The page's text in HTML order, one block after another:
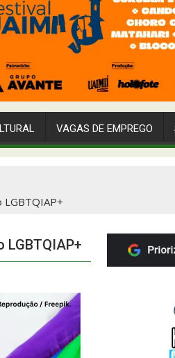
VAGAS DE EMPREGO
LGBTQIAP+